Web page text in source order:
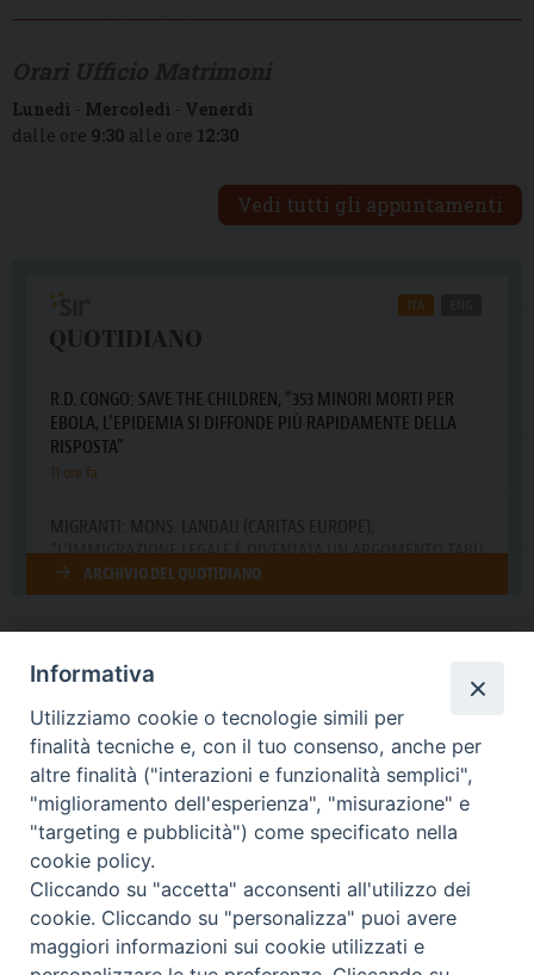
Lunedì - Mercoledì - Venerdì
dalle ore 9:30 alle ore 12:30
Vedi tutti gli appuntamenti
DIOCESI SUBURBICARIA DI ALBANO
Contatti:Tel.: 06.93268401 - Fax.: 06.9323844
E-mail:curia@diocesidialbano.it
Orari: dal Lunedì al Venerdì Ore: 9:00 - 13:00
Lunedì, Mercoledì e Venerdì, Ore 9:30 - 12:30
Informativa
Utilizziamo cookie o tecnologie simili per
finalità tecniche e, con il tuo consenso, anche per
altre finalità ("interazioni e funzionalità semplici",
"miglioramento dell'esperienza", "misurazione" e
"targeting e pubblicità") come specificato nella
cookie policy.
Cliccando su "accetta" acconsenti all'utilizzo dei
cookie. Cliccando su "personalizza" puoi avere
maggiori informazioni sui cookie utilizzati e